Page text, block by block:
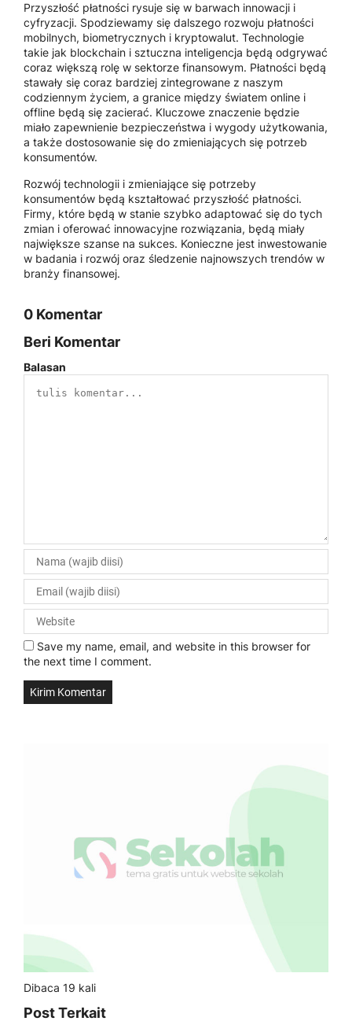
Przyszłość płatności rysuje się w barwach innowacji i
cyfryzacji. Spodziewamy się dalszego rozwoju płatności
mobilnych, biometrycznych i kryptowalut. Technologie
takie jak blockchain i sztuczna inteligencja będą odgrywać
coraz większą rolę w sektorze finansowym. Płatności będą
stawały się coraz bardziej zintegrowane z naszym
codziennym życiem, a granice między światem online i
offline będą się zacierać. Kluczowe znaczenie będzie
miało zapewnienie bezpieczeństwa i wygody użytkowania,
a także dostosowanie się do zmieniających się potrzeb
konsumentów.
Rozwój technologii i zmieniające się potrzeby
konsumentów będą kształtować przyszłość płatności.
Firmy, które będą w stanie szybko adaptować się do tych
zmian i oferować innowacyjne rozwiązania, będą miały
największe szanse na sukces. Konieczne jest inwestowanie
w badania i rozwój oraz śledzenie najnowszych trendów w
branży finansowej.
0 Komentar
Beri Komentar
Balasan
Save my name, email, and website in this browser for
the next time I comment.
Dibaca 19 kali
Post Terkait